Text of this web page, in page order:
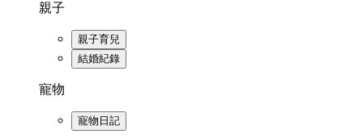
親子
親子育兒
結婚紀錄
寵物
寵物日記